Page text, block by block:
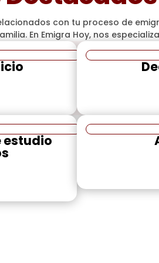
con tu proceso de
En Emigra Hoy, nos
estudio